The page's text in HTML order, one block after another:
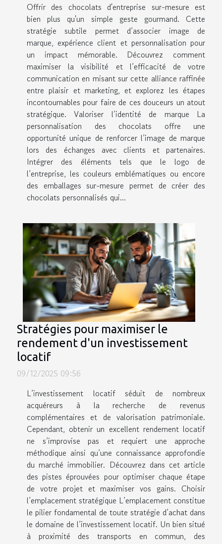
Offrir des chocolats d'entreprise sur-mesure est
bien plus qu'un simple geste gourmand. Cette
stratégie subtile permet d’associer image de
marque, expérience client et personnalisation pour
un impact mémorable. Découvrez comment
maximiser la visibilité et l’efficacité de votre
communication en misant sur cette alliance raffinée
entre plaisir et marketing, et explorez les étapes
incontournables pour faire de ces douceurs un atout
stratégique. Valoriser l’identité de marque La
personnalisation des chocolats offre une
opportunité unique de renforcer l’image de marque
lors des échanges avec clients et partenaires.
Intégrer des éléments tels que le logo de
l’entreprise, les couleurs emblématiques ou encore
des emballages sur-mesure permet de créer des
chocolats personnalisés qui...
Stratégies pour maximiser le
rendement d'un investissement
locatif
09/12/2025 09:56
L’investissement locatif séduit de nombreux
acquéreurs à la recherche de revenus
complémentaires et de valorisation patrimoniale.
Cependant, obtenir un excellent rendement locatif
ne s’improvise pas et requiert une approche
méthodique ainsi qu’une connaissance approfondie
du marché immobilier. Découvrez dans cet article
des pistes éprouvées pour optimiser chaque étape
de votre projet et maximiser vos gains. Choisir
l’emplacement stratégique L’emplacement constitue
le pilier fondamental de toute stratégie d’achat dans
le domaine de l’investissement locatif. Un bien situé
à proximité des transports en commun, des